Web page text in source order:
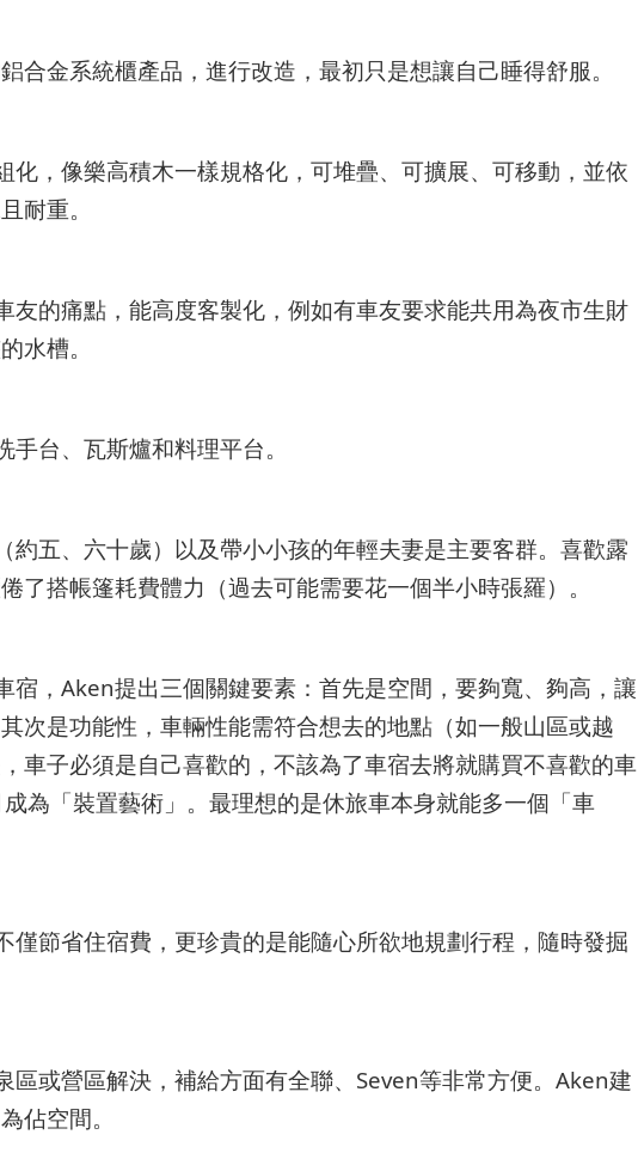
合金系統櫃產品，進行改造，最初只是想讓自己睡得舒服。
化，像樂高積木一樣規格化，可堆疊、可擴展、可移動，並依
耐重。
友的痛點，能高度客製化，例如有車友要求能共用為夜市生財
水槽。
台、瓦斯爐和料理平台。
約五、六十歲）以及帶小小孩的年輕夫妻是主要客群。喜歡露
了搭帳篷耗費體力（過去可能需要花一個半小時張羅）。
宿，Aken提出三個關鍵要素：首先是空間，要夠寬、夠高，讓
次是功能性，車輛性能需符合想去的地點（如一般山區或越
車子必須是自己喜歡的，不該為了車宿去將就購買不喜歡的車
為「裝置藝術」。最理想的是休旅車本身就能多一個「車
僅節省住宿費，更珍貴的是能隨心所欲地規劃行程，隨時發掘
區或營區解決，補給方面有全聯、Seven等非常方便。Aken建
佔空間。